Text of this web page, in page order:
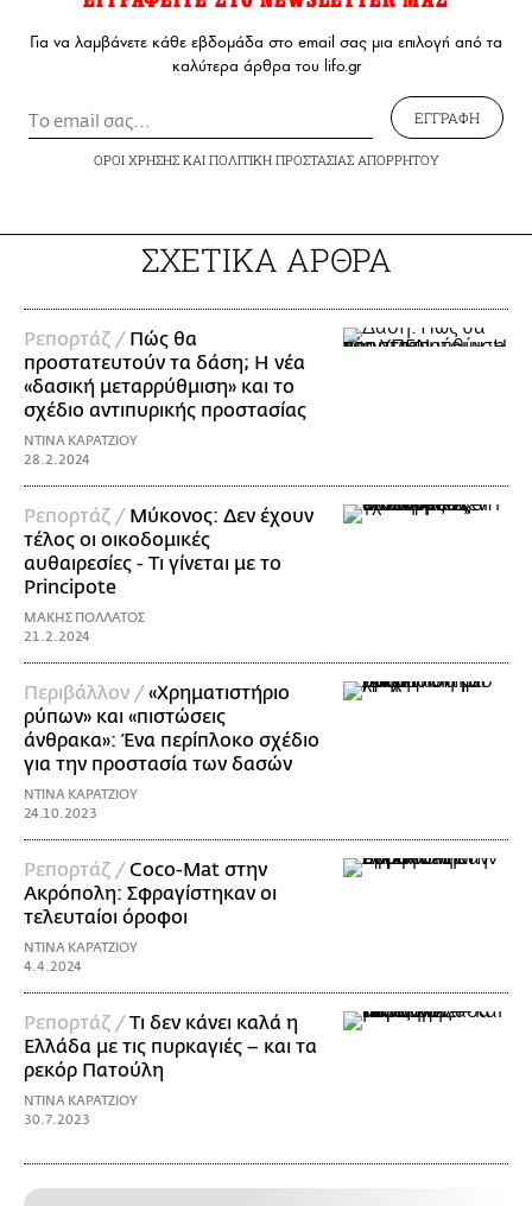
Για να λαμβάνετε κάθε εβδομάδα στο email σας μια επιλογή από τα
καλύτερα άρθρα του lifo.gr
ΕΓΓΡΑΦΗ
ΟΡΟΙ ΧΡΗΣΗΣΚΑΙ ΠΟΛΙΤΙΚΗ ΠΡΟΣΤΑΣΙΑΣ ΑΠΟΡΡΗΤΟΥ
ΣΧΕΤΙΚΑ ΑΡΘΡΑ
Ρεπορτάζ / Πώς θα
προστατευτούν τα δάση; Η νέα
«δασική μεταρρύθμιση» και το
σχέδιο αντιπυρικής προστασίας
ΝΤΙΝΑ ΚΑΡΑΤΖΙΟΥ
28.2.2024
Ρεπορτάζ / Μύκονος: Δεν έχουν
τέλος οι οικοδομικές
αυθαιρεσίες - Τι γίνεται με το
Principote
ΜΑΚΗΣ ΠΟΛΛΑΤΟΣ
21.2.2024
Περιβάλλον /«Χρηματιστήριο
ρύπων» και «πιστώσεις
άνθρακα»: Ένα περίπλοκο σχέδιο
για την προστασία των δασών
ΝΤΙΝΑ ΚΑΡΑΤΖΙΟΥ
24.10.2023
Ρεπορτάζ /Coco-Mat στην
Ακρόπολη: Σφραγίστηκαν οι
τελευταίοι όροφοι
ΝΤΙΝΑ ΚΑΡΑΤΖΙΟΥ
4.4.2024
Ρεπορτάζ /Τι δεν κάνει καλά η
Ελλάδα με τις πυρκαγιές – και τα
ρεκόρ Πατούλη
ΝΤΙΝΑ ΚΑΡΑΤΖΙΟΥ
30.7.2023